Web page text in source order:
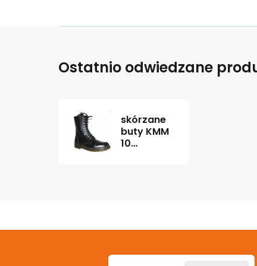
Ostatnio odwiedzane
skórzane
buty KMM
10